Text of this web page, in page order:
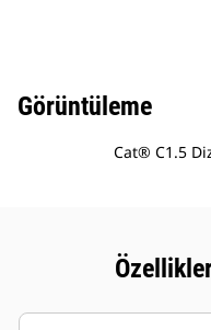
Görüntüleme
Cat® C1.5